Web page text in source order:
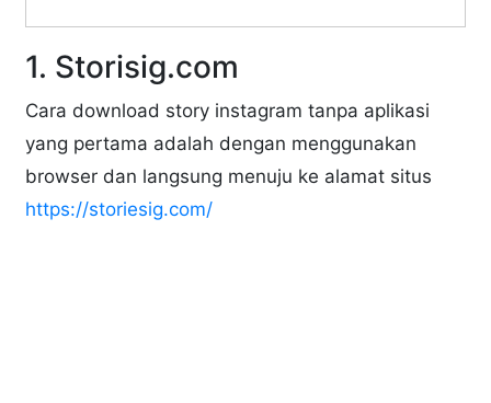
1. Storisig.com
Cara download story instagram tanpa aplikasi
yang pertama adalah dengan menggunakan
browser dan langsung menuju ke alamat situs
https://storiesig.com/